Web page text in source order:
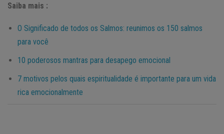
Saiba mais :
O Significado de todos os Salmos: reunimos os 150 salmos
para você
10 poderosos mantras para desapego emocional
7 motivos pelos quais espiritualidade é importante para um vida
rica emocionalmente